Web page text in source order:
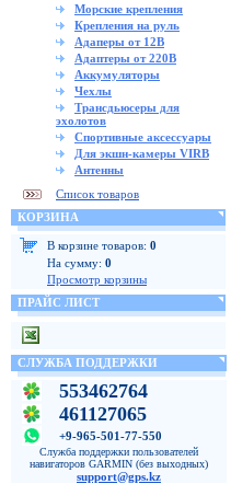
Морские крепления
Крепления на руль
Адаперы от 12В
Адаптеры от 220В
Аккумуляторы
Чехлы
Трансдьюсеры для
эхолотов
Спортивные аксессуары
Для экшн-камеры VIRB
Антенны
Список товаров
КОРЗИНА
В корзине товаров: 0
На сумму: 0
Просмотр корзины
ПРАЙС ЛИСТ
СЛУЖБА ПОДДЕРЖКИ
553462764
461127065
+9-965-501-77-550
Служба поддержки пользователей
навигаторов GARMIN (без выходных)
support@gps.kz